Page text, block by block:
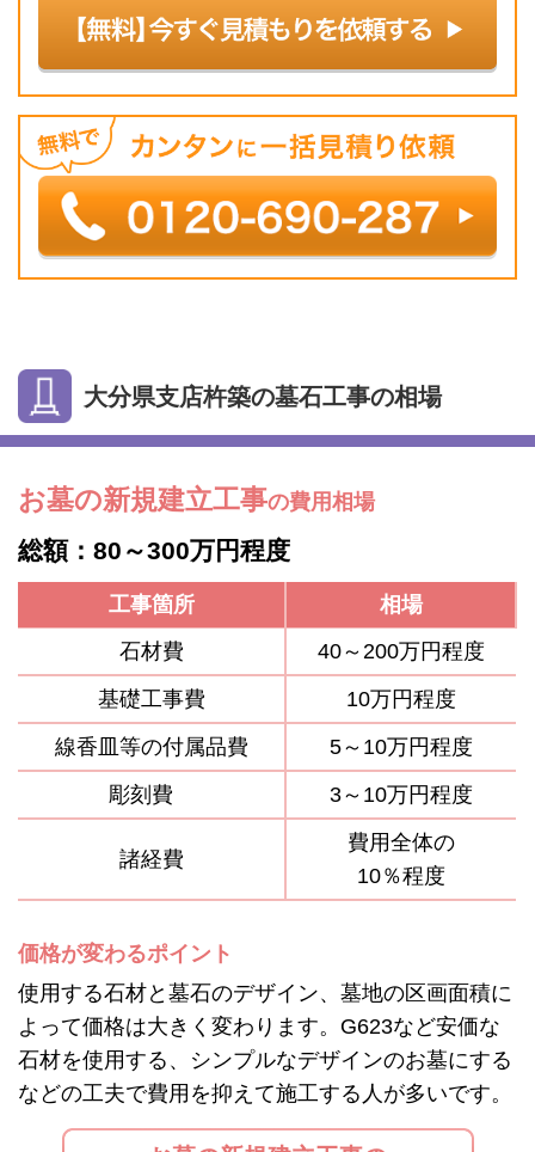
大分県支店杵築の墓石工事の相場
お墓の新規建立工事の費用相場
総額：80～300万円程度
工事箇所
相場
石材費
40～200万円程度
基礎工事費
10万円程度
線香皿等の付属品費
5～10万円程度
彫刻費
3～10万円程度
諸経費
費用全体の
10％程度
価格が変わるポイント
使用する石材と墓石のデザイン、墓地の区画面積に
よって価格は大きく変わります。G623など安価な
石材を使用する、シンプルなデザインのお墓にする
などの工夫で費用を抑えて施工する人が多いです。